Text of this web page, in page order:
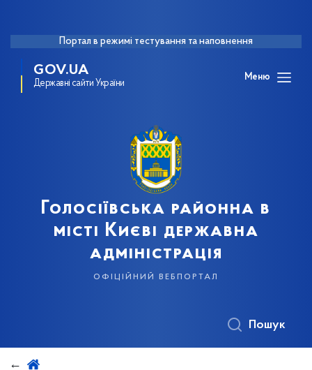
Портал в режимі тестування та наповнення
GOV.UA
Державні сайти України
Меню
Голосіївська районна в
місті Києві державна
адміністрація
офіційний вебпортал
Пошук